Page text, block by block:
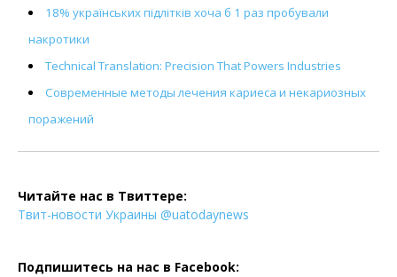
18% українських підлітків хоча б 1 раз пробували
накротики
Technical Translation: Precision That Powers Industries
Современные методы лечения кариеса и некариозных
поражений
Читайте нас в Твиттере:
Твит-новости Украины @uatodaynews
Подпишитесь на нас в Facebook: